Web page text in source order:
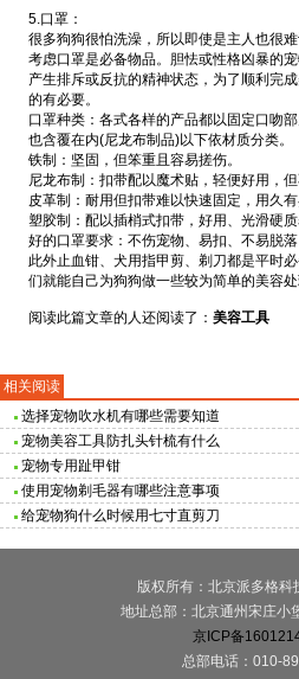
5.口罩：
很多狗狗很怕洗澡，所以即使是主人也很
考虑口罩是必备物品。胆怯或性格凶暴的
产生排斥或反抗的精神状态，为了顺利完
的有必要。
口罩种类：各式各样的产品都以固定口吻
也含覆在内(尼龙布制品)以下依材质分类。
铁制：坚固，但笨重且容易搓伤。
尼龙布制：扣带配以魔术贴，轻便好用，但
皮革制：耐用但扣带难以快速固定，用久有
塑胶制：配以插梢式扣带，好用、光滑硬
好的口罩要求：不伤宠物、易扣、不易脱落
此外止血钳、犬用指甲剪、剃刀都是平时
们就能自己为狗狗做一些较为简单的美容处
阅读此篇文章的人还阅读了： 美容工具
相关阅读
选择宠物吹水机有哪些需要知道
宠物美容工具防扎头针梳有什么
宠物专用趾甲钳
使用宠物剃毛器有哪些注意事项
给宠物狗什么时候用七寸直剪刀
版权所有：北京派多格科
地址总部：北京通州宋庄小
京ICP备
总部电话：010-